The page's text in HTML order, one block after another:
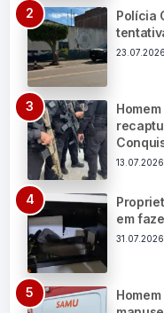
Polícia
23.07.2026
13.07.2026
em
31.07.2026